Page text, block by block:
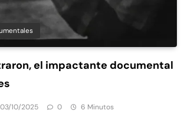
el impactante documental
03/10/2025 0 6 Minutos